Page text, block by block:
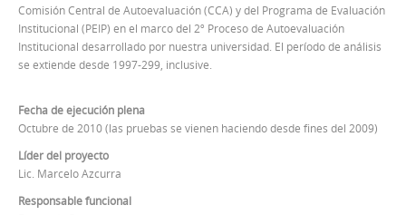
Comisión Central de Autoevaluación (CCA) y del Programa de Evaluación
Institucional (PEIP) en el marco del 2º Proceso de Autoevaluación
Institucional desarrollado por nuestra universidad. El período de análisis
se extiende desde 1997-299, inclusive.
Fecha de ejecución plena
Octubre de 2010 (las pruebas se vienen haciendo desde fines del 2009)
Líder del proyecto
Lic. Marcelo Azcurra
Responsable funcional